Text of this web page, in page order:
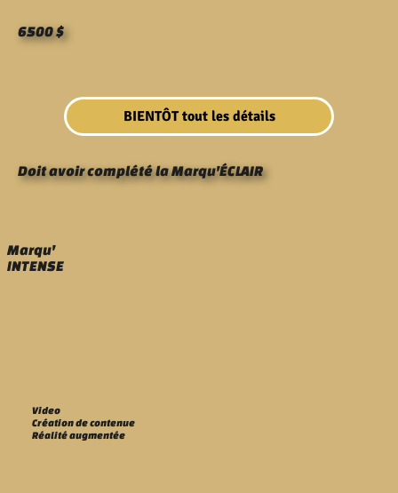
BIENTÔT tout les détails
6500 $
Doit avoir complété la Marqu'ÉCLAIR
Marqu'
INTENSE
Video
Création de contenue
Réalité augmentée